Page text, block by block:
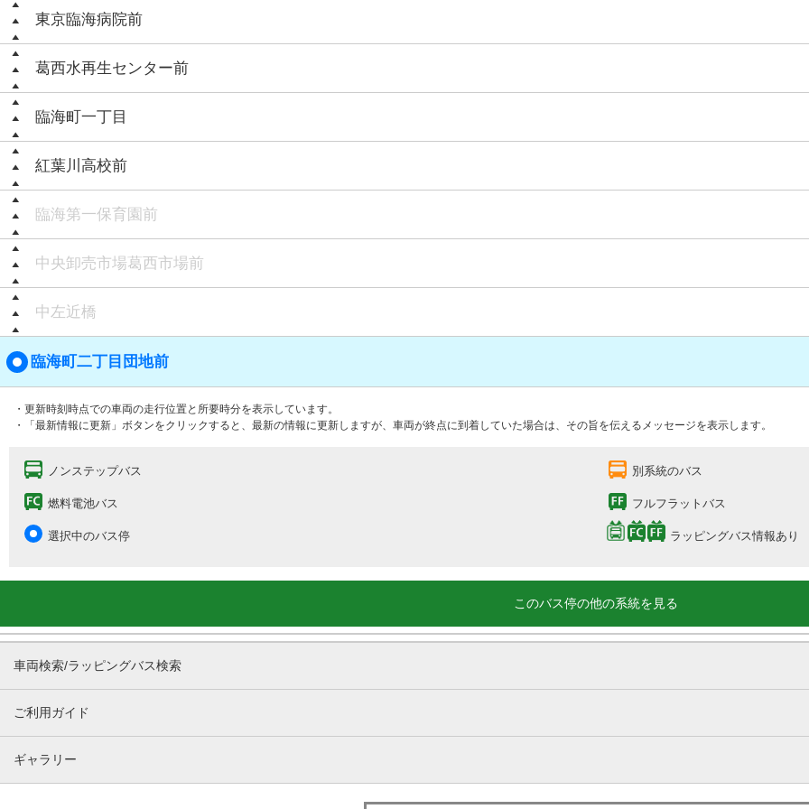
東京臨海病院前
葛西水再生センター前
臨海町一丁目
紅葉川高校前
臨海第一保育園前
中央卸売市場葛西市場前
中左近橋
臨海町二丁目団地前
・更新時刻時点での車両の走行位置と所要時分を表示しています。
・「最新情報に更新」ボタンをクリックすると、最新の情報に更新しますが、車両が終点に到着していた場合は、その旨を伝えるメッセージを表示します。
ノンステップバス 別系統のバス
燃料電池バス フルフラットバス
選択中のバス停 ラッピングバス情報あり
このバス停の他の系統を見る
車両検索/ラッピングバス検索
ご利用ガイド
ギャラリー